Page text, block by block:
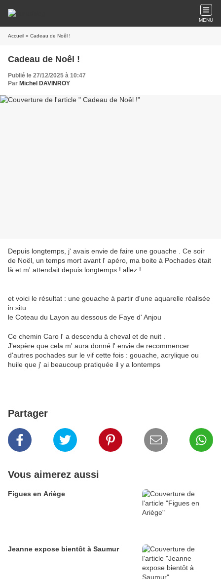
MENU
Accueil » Cadeau de Noêl !
Cadeau de Noêl !
Publié le 27/12/2025 à 10:47
Par Michel DAVINROY
Depuis longtemps, j' avais envie de faire une gouache . Ce soir
de Noël, un temps mort avant l' apéro, ma boite à Pochades était
là et m' attendait depuis longtemps ! allez !
et voici le résultat : une gouache à partir d'une aquarelle réalisée
in situ
le Coteau du Layon au dessous de Faye d' Anjou
Ce chemin Caro l' a descendu à cheval et de nuit .
J'espère que cela m' aura donné l' envie de recommencer
d'autres pochades sur le vif cette fois : gouache, acrylique ou
huile que j' ai beaucoup pratiquée il y a lontemps
Partager
Vous aimerez aussi
Figues en Ariège
Jeanne expose bientôt à Saumur